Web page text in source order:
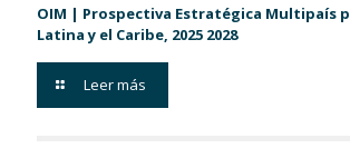
OIM | Prospectiva Estratégica Multipaís
Latina y el Caribe, 2025 2028
Leer más